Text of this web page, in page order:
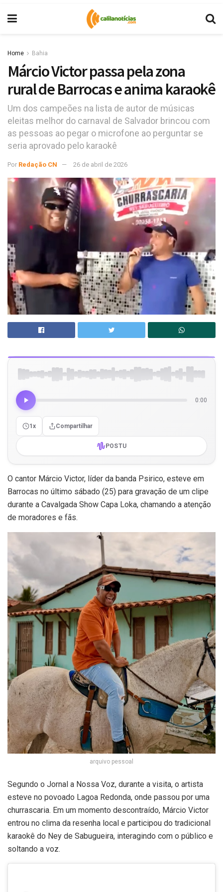
Home Bahia
Márcio Victor passa pela zona
rural de Barrocas e anima karaokê
Um dos campeões na lista de autor de músicas
eleitas melhor do carnaval de Salvador brincou com
as pessoas ao pegar o microfone ao perguntar se
seria aprovado pelo karaokê
Por Redação CN 26 de abril de 2026
0:00
1x Compartilhar
POSTU
O cantor Márcio Victor, líder da banda Psirico, esteve em
Barrocas no último sábado (25) para gravação de um clipe
durante a Cavalgada Show Capa Loka, chamando a atenção
de moradores e fãs.
arquivo pessoal
Segundo o Jornal a Nossa Voz, durante a visita, o artista
esteve no povoado Lagoa Redonda, onde passou por uma
churrascaria. Em um momento descontraído, Márcio Victor
entrou no clima da resenha local e participou do tradicional
karaokê do Ney de Sabugueira, interagindo com o público e
soltando a voz.